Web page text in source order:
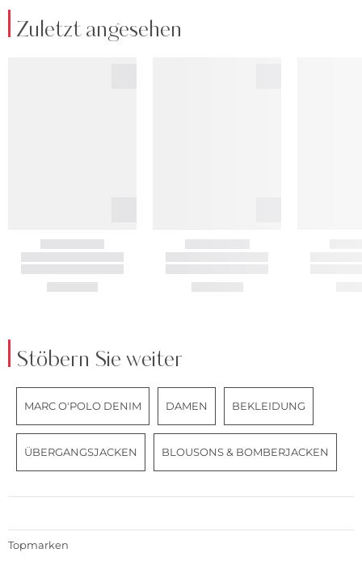
Zuletzt angesehen
Stöbern Sie weiter
MARC O'POLO DENIM DAMEN BEKLEIDUNG
ÜBERGANGSJACKEN BLOUSONS & BOMBERJACKEN
Topmarken